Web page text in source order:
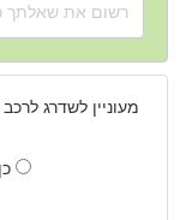
מעוניין לשדרג